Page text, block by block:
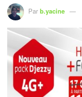
Par b.yacine